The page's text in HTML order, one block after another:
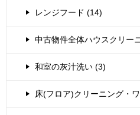
レンジフード (14)
中古物件全体ハウスクリー
和室の灰汁洗い (3)
床(フロア)クリーニング・